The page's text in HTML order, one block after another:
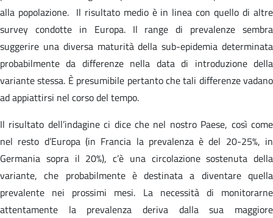
alla popolazione. Il risultato medio è in linea con quello di altre
survey condotte in Europa. Il range di prevalenze sembra
suggerire una diversa maturità della sub-epidemia determinata
probabilmente da differenze nella data di introduzione della
variante stessa. È presumibile pertanto che tali differenze vadano
ad appiattirsi nel corso del tempo.
Il risultato dell’indagine ci dice che nel nostro Paese, così come
nel resto d’Europa (in Francia la prevalenza è del 20-25%, in
Germania sopra il 20%), c’è una circolazione sostenuta della
variante, che probabilmente è destinata a diventare quella
prevalente nei prossimi mesi. La necessità di monitorarne
attentamente la prevalenza deriva dalla sua maggiore